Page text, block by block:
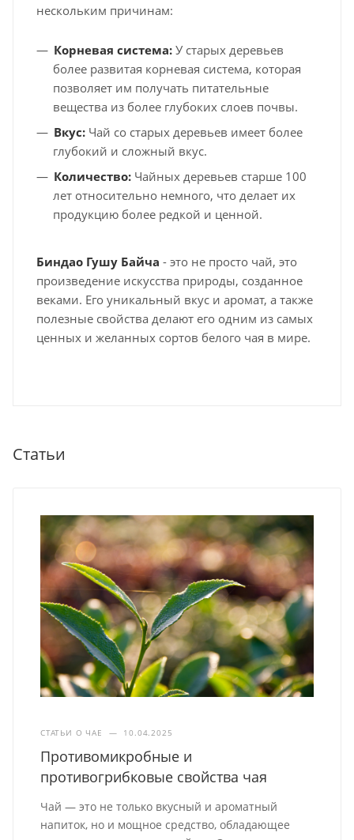
нескольким причинам:
Корневая система: У старых деревьев
более развитая корневая система, которая
позволяет им получать питательные
вещества из более глубоких слоев почвы.
Вкус: Чай со старых деревьев имеет более
глубокий и сложный вкус.
Количество: Чайных деревьев старше 100
лет относительно немного, что делает их
продукцию более редкой и ценной.
Биндао Гушу Байча - это не просто чай, это
произведение искусства природы, созданное
веками. Его уникальный вкус и аромат, а также
полезные свойства делают его одним из самых
ценных и желанных сортов белого чая в мире.
Статьи
СТАТЬИ О ЧАЕ — 10.04.2025
Противомикробные и
противогрибковые свойства чая
Чай — это не только вкусный и ароматный
напиток, но и мощное средство, обладающее